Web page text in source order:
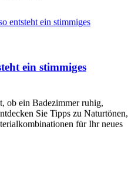
entsteht ein stimmiges
ein stimmiges
ob ein Badezimmer ruhig,
Sie Tipps zu Naturtönen,
für Ihr neues